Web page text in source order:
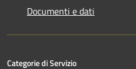
Documenti e dati
Categorie di Servizio